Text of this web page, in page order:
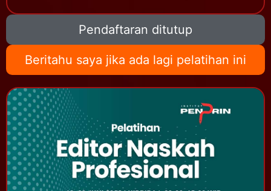
Pendaftaran ditutup
Beritahu saya jika ada lagi pelatihan ini